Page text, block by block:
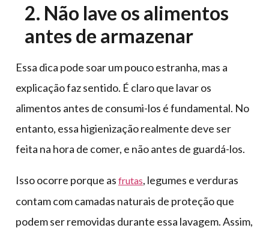
2. Não lave os alimentos
antes de armazenar
Essa dica pode soar um pouco estranha, mas a
explicação faz sentido. É claro que lavar os
alimentos antes de consumi-los é fundamental. No
entanto, essa higienização realmente deve ser
feita na hora de comer, e não antes de guardá-los.
Isso ocorre porque as frutas, legumes e verduras
contam com camadas naturais de proteção que
podem ser removidas durante essa lavagem. Assim,